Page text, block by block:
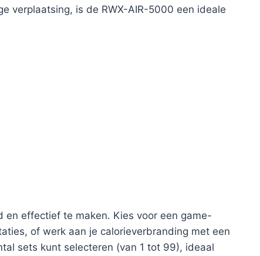
verplaatsing, is de RWX-AIR-5000 een ideale
en effectief te maken. Kies voor een game-
of werk aan je calorieverbranding met een
sets kunt selecteren (van 1 tot 99), ideaal